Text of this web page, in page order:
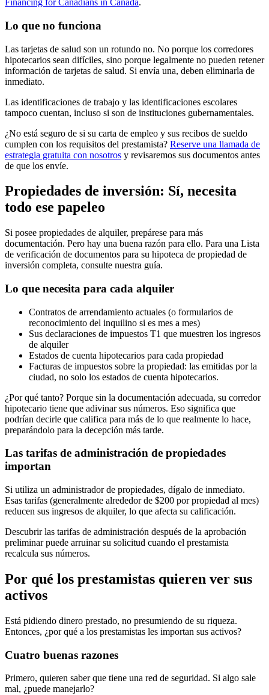
Financing for Canadians in Canada.
Lo que no funciona
Las tarjetas de salud son un rotundo no. No porque los corredores
hipotecarios sean difíciles, sino porque legalmente no pueden retener
información de tarjetas de salud. Si envía una, deben eliminarla de
inmediato.
Las identificaciones de trabajo y las identificaciones escolares
tampoco cuentan, incluso si son de instituciones gubernamentales.
¿No está seguro de si su carta de empleo y sus recibos de sueldo
cumplen con los requisitos del prestamista? Reserve una llamada de
estrategia gratuita con nosotros y revisaremos sus documentos antes
de que los envíe.
Propiedades de inversión: Sí, necesita
todo ese papeleo
Si posee propiedades de alquiler, prepárese para más
documentación. Pero hay una buena razón para ello. Para una Lista
de verificación de documentos para su hipoteca de propiedad de
inversión completa, consulte nuestra guía.
Lo que necesita para cada alquiler
Contratos de arrendamiento actuales (o formularios de
reconocimiento del inquilino si es mes a mes)
Sus declaraciones de impuestos T1 que muestren los ingresos
de alquiler
Estados de cuenta hipotecarios para cada propiedad
Facturas de impuestos sobre la propiedad: las emitidas por la
ciudad, no solo los estados de cuenta hipotecarios.
¿Por qué tanto? Porque sin la documentación adecuada, su corredor
hipotecario tiene que adivinar sus números. Eso significa que
podrían decirle que califica para más de lo que realmente lo hace,
preparándolo para la decepción más tarde.
Las tarifas de administración de propiedades
importan
Si utiliza un administrador de propiedades, dígalo de inmediato.
Esas tarifas (generalmente alrededor de $200 por propiedad al mes)
reducen sus ingresos de alquiler, lo que afecta su calificación.
Descubrir las tarifas de administración después de la aprobación
preliminar puede arruinar su solicitud cuando el prestamista
recalcula sus números.
Por qué los prestamistas quieren ver sus
activos
Está pidiendo dinero prestado, no presumiendo de su riqueza.
Entonces, ¿por qué a los prestamistas les importan sus activos?
Cuatro buenas razones
Primero, quieren saber que tiene una red de seguridad. Si algo sale
mal, ¿puede manejarlo?